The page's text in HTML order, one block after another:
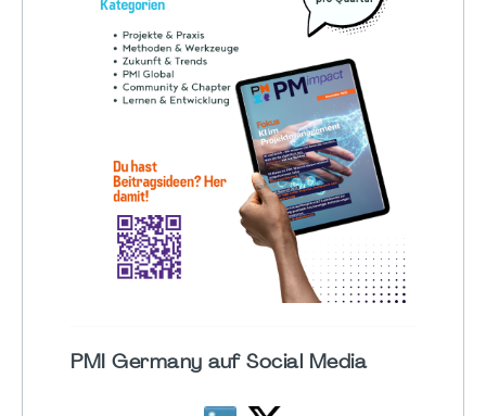
PMI Germany auf Social Media